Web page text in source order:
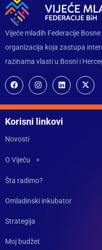
Vijeće mladih Federacije
organizacija koja zastupa
razinama vlasti u Bosni i
Korisni linkovi
Novosti
O Vijeću
Šta radimo?
Omladinski inkubator
Strategija
Moj budžet